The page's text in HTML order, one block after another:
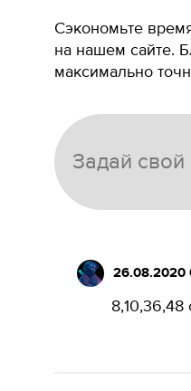
Сэкономьте
на нашем сайте.
максимально
26.08.2020
8,10,36,48